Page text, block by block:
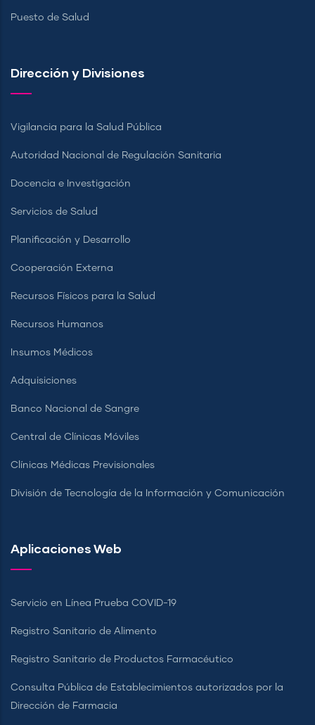
Puesto de Salud
Dirección y Divisiones
Vigilancia para la Salud Pública
Autoridad Nacional de Regulación Sanitaria
Docencia e Investigación
Servicios de Salud
Planificación y Desarrollo
Cooperación Externa
Recursos Físicos para la Salud
Recursos Humanos
Insumos Médicos
Adquisiciones
Banco Nacional de Sangre
Central de Clínicas Móviles
Clínicas Médicas Previsionales
División de Tecnología de la Información y Comunicación
Aplicaciones Web
Servicio en Línea Prueba COVID-19
Registro Sanitario de Alimento
Registro Sanitario de Productos Farmacéutico
Consulta Pública de Establecimientos autorizados por la
Dirección de Farmacia